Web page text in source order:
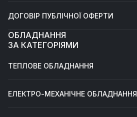
ДОГОВІР ПУБЛІЧНОЇ ОФЕРТИ
ОБЛАДНАННЯ
ЗА КАТЕГОРІЯМИ
ТЕПЛОВЕ ОБЛАДНАННЯ
ЕЛЕКТРО-МЕХАНІЧНЕ ОБЛАДНАННЯ